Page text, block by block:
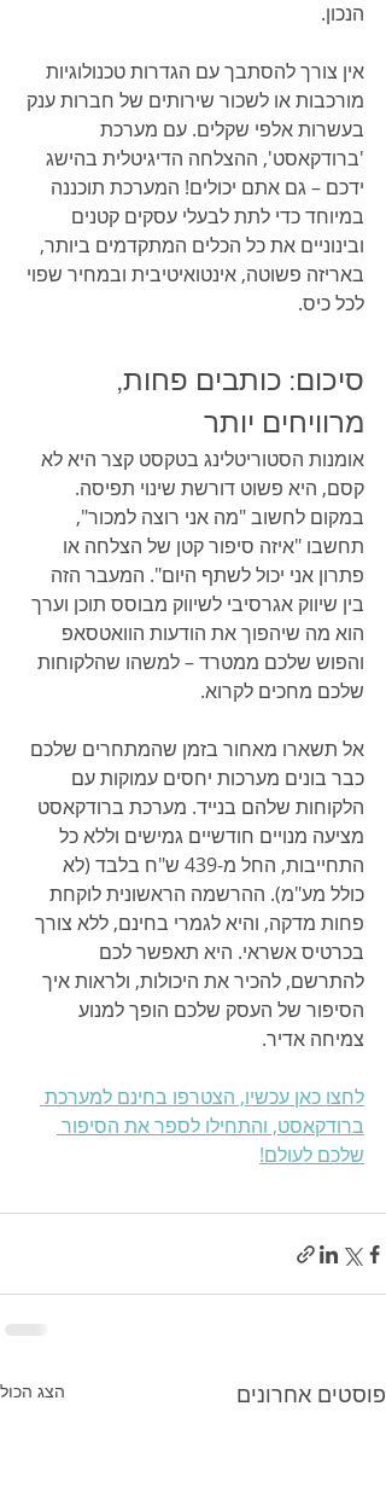
הנכון.
אין צורך להסתבך עם הגדרות טכנולוגיות
מורכבות או לשכור שירותים של חברות ענק
בעשרות אלפי שקלים. עם מערכת
'ברודקאסט', ההצלחה הדיגיטלית בהישג
ידכם – גם אתם יכולים! המערכת תוכננה
במיוחד כדי לתת לבעלי עסקים קטנים
ובינוניים את כל הכלים המתקדמים ביותר,
באריזה פשוטה, אינטואיטיבית ובמחיר שפוי
לכל כיס.
סיכום: כותבים פחות,
מרוויחים יותר
אומנות הסטוריטלינג בטקסט קצר היא לא
קסם, היא פשוט דורשת שינוי תפיסה.
במקום לחשוב "מה אני רוצה למכור",
תחשבו "איזה סיפור קטן של הצלחה או
פתרון אני יכול לשתף היום". המעבר הזה
בין שיווק אגרסיבי לשיווק מבוסס תוכן וערך
הוא מה שיהפוך את הודעות הוואטסאפ
והפוש שלכם ממטרד – למשהו שהלקוחות
שלכם מחכים לקרוא.
אל תשארו מאחור בזמן שהמתחרים שלכם
כבר בונים מערכות יחסים עמוקות עם
הלקוחות שלהם בנייד. מערכת ברודקאסט
מציעה מנויים חודשיים גמישים וללא כל
התחייבות, החל מ-439 ש"ח בלבד (לא
כולל מע"מ). ההרשמה הראשונית לוקחת
פחות מדקה, והיא לגמרי בחינם, ללא צורך
בכרטיס אשראי. היא תאפשר לכם
להתרשם, להכיר את היכולות, ולראות איך
הסיפור של העסק שלכם הופך למנוע
צמיחה אדיר.
לחצו כאן עכשיו, הצטרפו בחינם למערכת
ברודקאסט, והתחילו לספר את הסיפור
שלכם לעולם!
פוסטים אחרונים הצג הכול